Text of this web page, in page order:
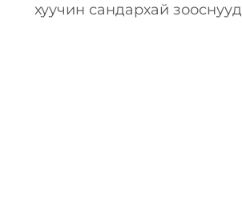
хуучин сандархай зооснууд